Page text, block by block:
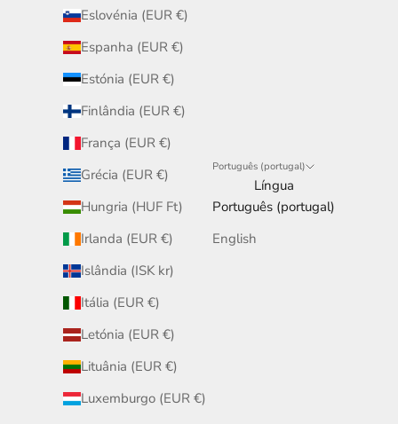
Eslovénia (EUR €)
Espanha (EUR €)
Estónia (EUR €)
Finlândia (EUR €)
França (EUR €)
Grécia (EUR €)
Hungria (HUF Ft)
Irlanda (EUR €)
Islândia (ISK kr)
Itália (EUR €)
Letónia (EUR €)
Lituânia (EUR €)
Luxemburgo (EUR €)
Português (portugal)
Língua
Português (portugal)
English